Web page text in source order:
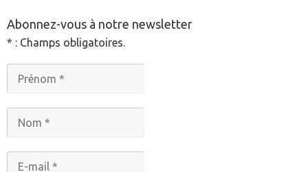
Abonnez-vous à notre newsletter
* : Champs obligatoires.